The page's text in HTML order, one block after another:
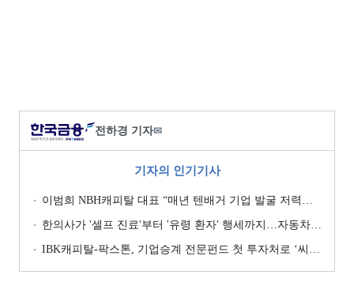
전하경 기자✉
기자의 인기기사
이범희 NBH캐피탈 대표 “매년 텐배거 기업 발굴 저력…올해 ROE 20% 목표”
한의사가 '셀프 진료'부터 '유령 환자' 행세까지…자동차보험 악용 심각 [경상환자 8주룰 도입 초읽기]
IBK캐피탈-팍스톤, 기업승계 전문펀드 첫 투자처로 ‘씨엠디기술단’ 낙점 [캐피탈사 돋보기]